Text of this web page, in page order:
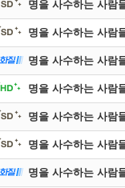
명을 사수하는 사람
명을 사수하는 사람
명을 사수하는 사람
명을 사수하는 사람
명을 사수하는 사람
명을 사수하는 사람
명을 사수하는 사람